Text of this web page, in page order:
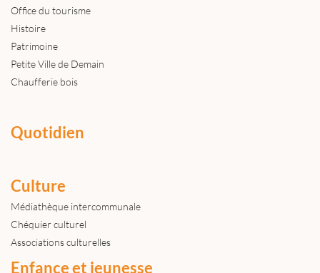
Office du tourisme
Histoire
Patrimoine
Petite Ville de Demain
Chaufferie bois
Quotidien
Culture
Médiathèque intercommunale
Chéquier culturel
Associations culturelles
Enfance et jeunesse